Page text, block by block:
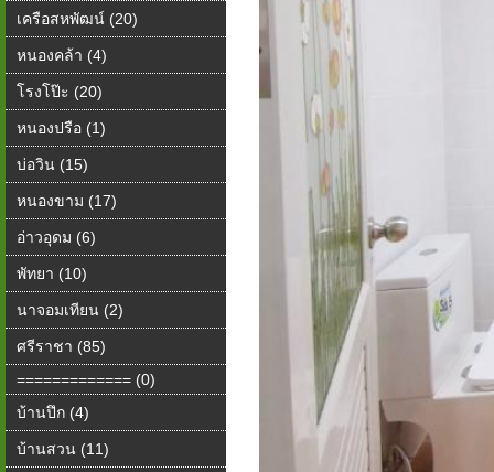
เครือสหพัฒน์ (20)
หนองคล้า (4)
โรงโป๊ะ (20)
หนองปรือ (1)
บ่อวิน (15)
หนองขาม (17)
อ่าวอุดม (6)
พัทยา (10)
นาจอมเทียน (2)
ศรีราชา (85)
============= (0)
บ้านปึก (4)
บ้านสวน (11)